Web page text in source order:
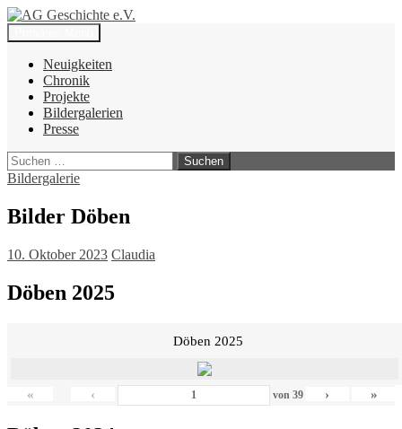
Zum
Inhalt
springen
AG Geschichte e.V.
Suchen
Neuigkeiten
Chronik
Projekte
Bildergalerien
Presse
Suchen
nach:
Bildergalerie
Bilder Döben
10. Oktober 2023 Claudia
Döben 2025
Döben 2025
« ‹ von 39 › »